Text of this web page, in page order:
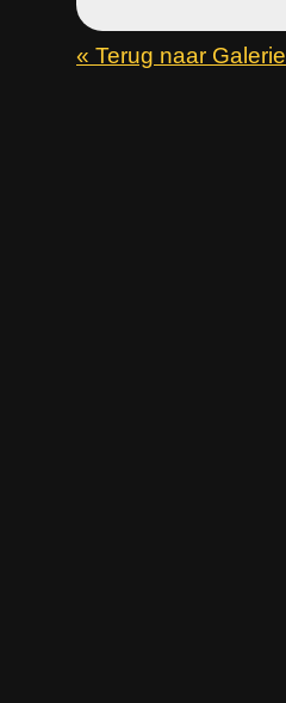
« Terug naar Galerie